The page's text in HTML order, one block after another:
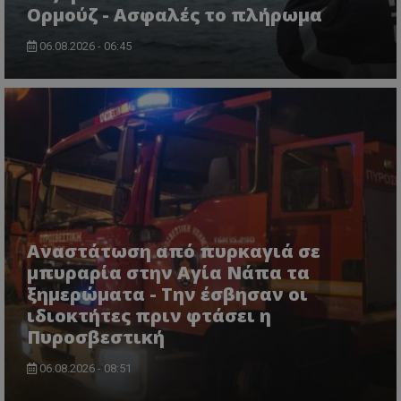
Ορμούζ - Ασφαλές το πλήρωμα
06.08.2026 - 06:45
Αναστάτωση από πυρκαγιά σε
μπυραρία στην Αγία Νάπα τα
ξημερώματα - Την έσβησαν οι
ιδιοκτήτες πριν φτάσει η
Πυροσβεστική
06.08.2026 - 08:51